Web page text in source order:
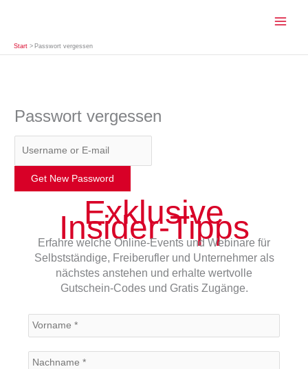
Start Passwort vergessen
Passwort vergessen
Exklusive
Insider-Tipps
Erfahre welche Online-Events und Webinare für
Selbstständige, Freiberufler und Unternehmer als
nächstes anstehen und erhalte wertvolle
Gutschein-Codes und Gratis Zugänge.